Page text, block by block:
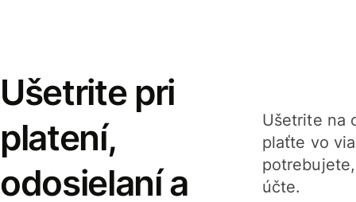
Ušetrite pri
platení,
odosielaní a
Ušetrite na
plaťte vo
účte.